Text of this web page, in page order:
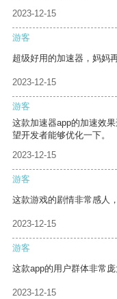
2023-12-15
游客
超级好用的加速器，妈妈
2023-12-15
游客
这款加速器app的加速效
望开发者能够优化一下。
2023-12-15
游客
这款游戏的剧情非常感人
2023-12-15
游客
这款app的用户群体非常
2023-12-15